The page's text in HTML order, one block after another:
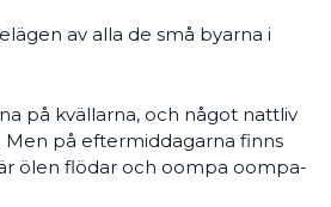
av alla de små byarna i
på kvällarna, och något nattliv
Men på eftermiddagarna finns
ölen flödar och oompa oompa-